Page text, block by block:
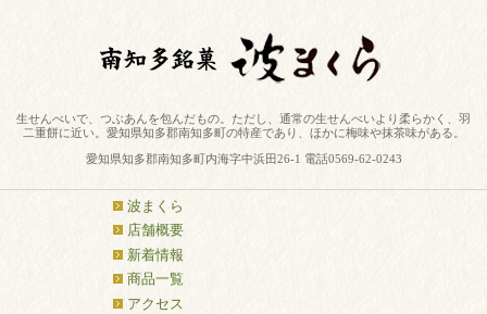
生せんべいで、つぶあんを包んだもの。ただし、通常の生せんべいより柔らかく、羽
二重餅に近い。愛知県知多郡南知多町の特産であり、ほかに梅味や抹茶味がある。
愛知県知多郡南知多町内海字中浜田26-1 電話0569-62-0243
波まくら
店舗概要
新着情報
商品一覧
アクセス